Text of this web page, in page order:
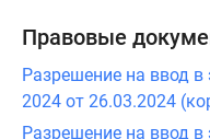
Макс
Рассрочка
Правовые
Разрешение на ввод
2024 от 26.03.2024
Разрешение на ввод